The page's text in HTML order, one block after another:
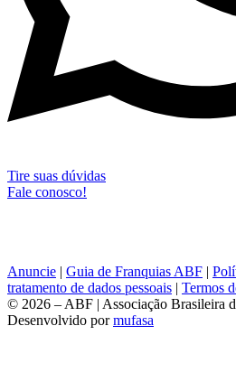
Tire suas dúvidas
Fale conosco!
Anuncie | Guia de Franquias ABF |
tratamento de dados pessoais | Termos
© 2026 – ABF | Associação Brasileira
Desenvolvido pormufasa